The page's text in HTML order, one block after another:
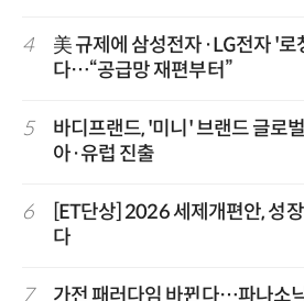
4
美 규제에 삼성전자·LG전자 '로
다…“공급망 재편부터”
5
바디프랜드, '미니' 브랜드 글로
아·유럽 진출
6
[ET단상] 2026 세제개편안, 성
다
7 가전 패러다임 바뀐다…파나소